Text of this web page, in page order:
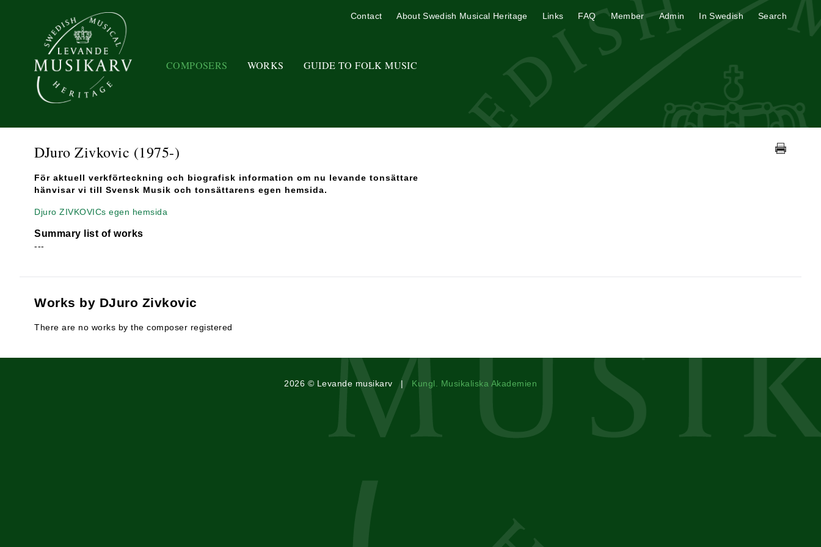
COMPOSERS WORKS GUIDE TO FOLK MUSIC
Contact About Swedish Musical Heritage Links FAQ Member Admin In Swedish Search
DJuro Zivkovic (1975-)
För aktuell verkförteckning och biografisk information om nu levande tonsättare
hänvisar vi till Svensk Musik och tonsättarens egen hemsida.
Djuro ZIVKOVICs egen hemsida
Summary list of works
---
Works by DJuro Zivkovic
There are no works by the composer registered
2026 © Levande musikarv | Kungl. Musikaliska Akademien